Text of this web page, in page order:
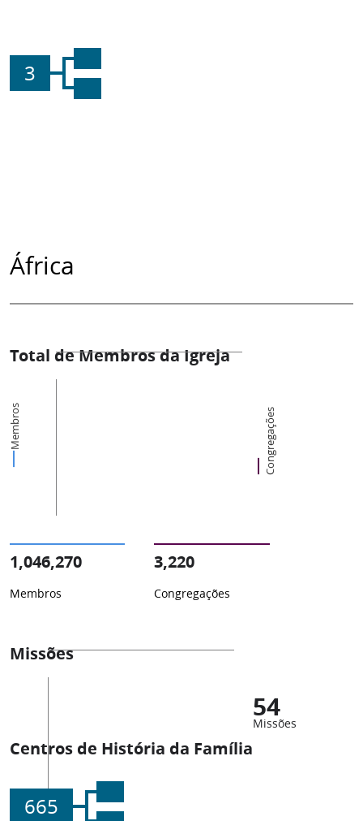
3
África
Total de Membros da Igreja
Membros Congregações
1,046,270
Membros
3,220
Congregações
Missões
54
Missões
Centros de História da Família
665